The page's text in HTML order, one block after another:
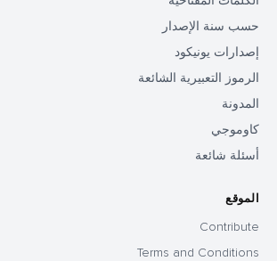
حسب سنة الإصدار
إصدارات يونيكود
الرموز التعبيرية الشائعة
المدونة
كاوموجي
أسئلة شائعة
الموقع
Contribute
Terms and Conditions